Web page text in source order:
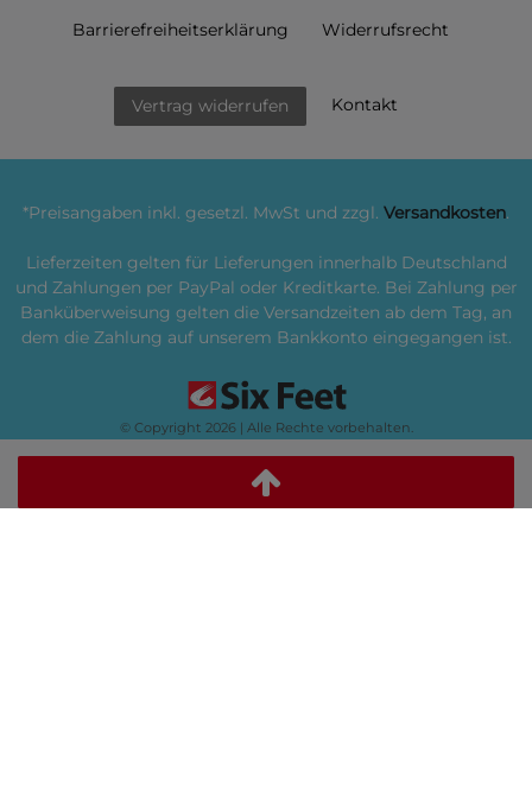
Barrierefreiheitserklärung Widerrufs­recht
Vertrag widerrufen Kontakt
*Preisangaben inkl. gesetzl. MwSt und zzgl. Versandkosten.
Lieferzeiten gelten für Lieferungen innerhalb Deutschland
und Zahlungen per PayPal oder Kreditkarte. Bei Zahlung per
Banküberweisung gelten die Versandzeiten ab dem Tag, an
dem die Zahlung auf unserem Bankkonto eingegangen ist.
© Copyright 2026 | Alle Rechte vorbehalten.